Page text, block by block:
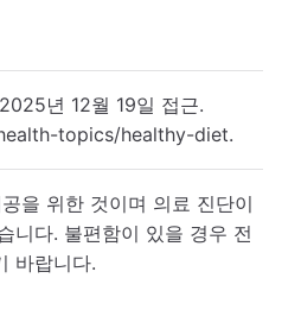
년 12월 19일 접근.
topics/healthy-diet.
을 위한 것이며 의료 진단이
니다. 불편함이 있을 경우 전
바랍니다.